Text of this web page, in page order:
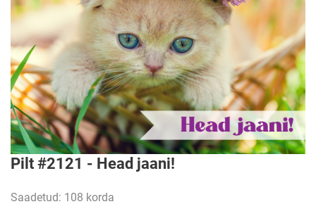
Pilt #2121 - Head jaani!
Saadetud: 108 korda